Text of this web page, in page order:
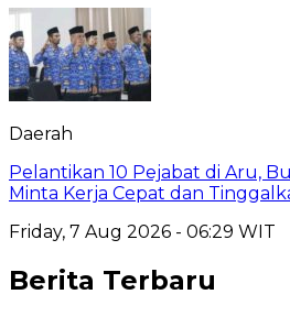
Daerah
Pelantikan 10 Pejabat di Aru,
Minta Kerja Cepat dan
Friday, 7 Aug 2026 - 06:29 WIT
Berita Terbaru